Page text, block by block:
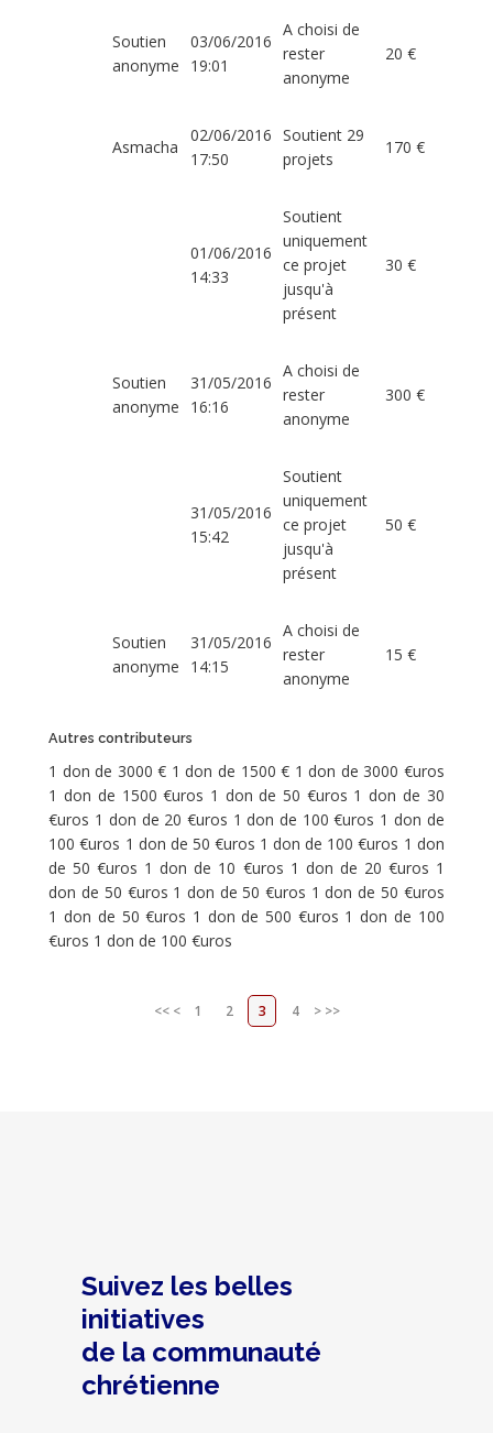
Soutien
anonyme
03/06/2016
19:01
A choisi de
rester
anonyme
20 €
Asmacha
02/06/2016
17:50
Soutient 29
projets
170 €
01/06/2016
14:33
Soutient
uniquement
ce projet
jusqu'à
présent
30 €
Soutien
anonyme
31/05/2016
16:16
A choisi de
rester
anonyme
300 €
31/05/2016
15:42
Soutient
uniquement
ce projet
jusqu'à
présent
50 €
Soutien
anonyme
31/05/2016
14:15
A choisi de
rester
anonyme
15 €
Autres contributeurs
1 don de 3000 € 1 don de 1500 € 1 don de 3000 €uros
1 don de 1500 €uros 1 don de 50 €uros 1 don de 30
€uros 1 don de 20 €uros 1 don de 100 €uros 1 don de
100 €uros 1 don de 50 €uros 1 don de 100 €uros 1 don
de 50 €uros 1 don de 10 €uros 1 don de 20 €uros 1
don de 50 €uros 1 don de 50 €uros 1 don de 50 €uros
1 don de 50 €uros 1 don de 500 €uros 1 don de 100
€uros 1 don de 100 €uros
<< < 1 2 3 4 > >>
Suivez les belles
initiatives
de la communauté
chrétienne